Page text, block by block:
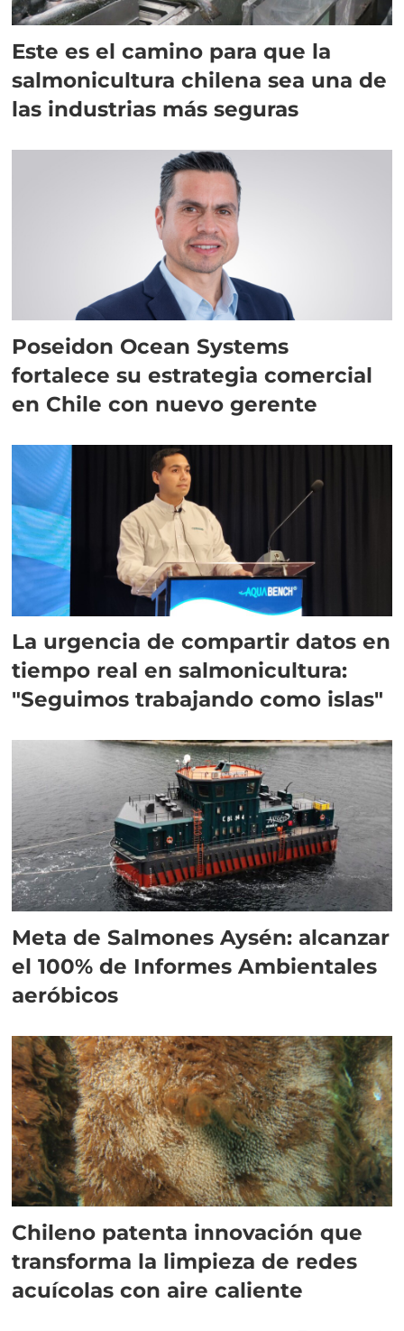
Este es el camino para que la
salmonicultura chilena sea una de
las industrias más seguras
Poseidon Ocean Systems
fortalece su estrategia comercial
en Chile con nuevo gerente
La urgencia de compartir datos en
tiempo real en salmonicultura:
"Seguimos trabajando como islas"
Meta de Salmones Aysén: alcanzar
el 100% de Informes Ambientales
aeróbicos
Chileno patenta innovación que
transforma la limpieza de redes
acuícolas con aire caliente